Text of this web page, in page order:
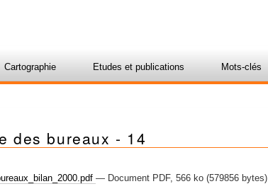
Cartographie Etudes et publications Mots-clés
des bureaux - 14
— Document PDF, 566 ko (579856 bytes)